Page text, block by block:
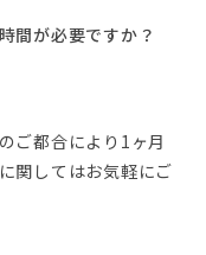
間が必要ですか？
ご都合により1ヶ月
関してはお気軽にご